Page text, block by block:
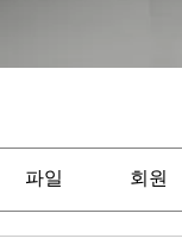
파일 회원